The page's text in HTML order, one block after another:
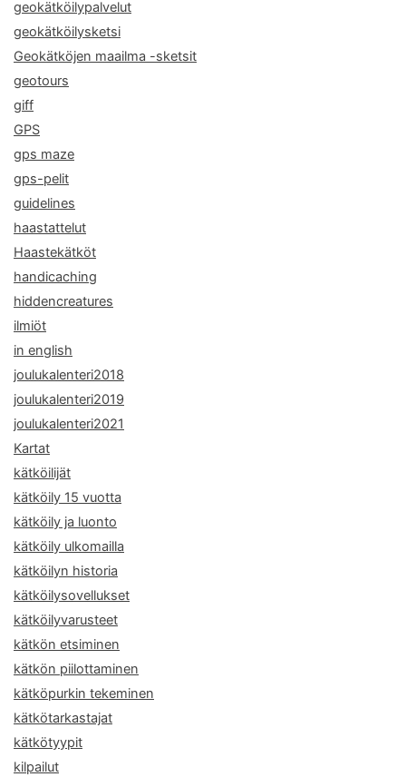
geokätköilypalvelut
geokätköilysketsi
Geokätköjen maailma -sketsit
geotours
giff
GPS
gps maze
gps-pelit
guidelines
haastattelut
Haastekätköt
handicaching
hiddencreatures
ilmiöt
in english
joulukalenteri2018
joulukalenteri2019
joulukalenteri2021
Kartat
kätköilijät
kätköily 15 vuotta
kätköily ja luonto
kätköily ulkomailla
kätköilyn historia
kätköilysovellukset
kätköilyvarusteet
kätkön etsiminen
kätkön piilottaminen
kätköpurkin tekeminen
kätkötarkastajat
kätkötyypit
kilpailut